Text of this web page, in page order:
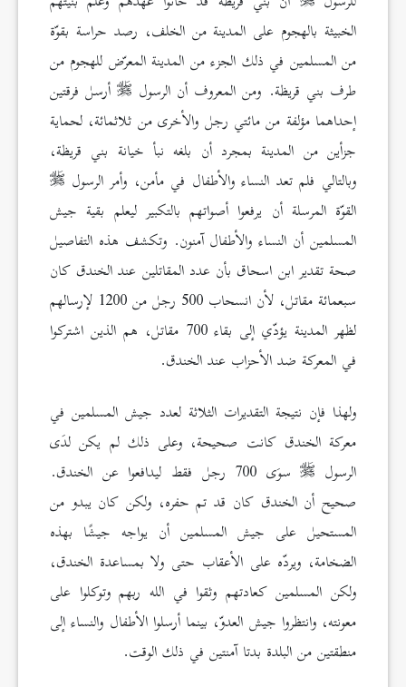
الخبيثة بالهجوم على المدينة من الخلف، رصد حراسة بقوّة
من المسلمين في ذلك الجزء من المدينة المعرّض للهجوم من
طرف بني قريظة. ومن المعروف أن الرسول
أرسل فرقتين
إحداهما مؤلفة من مائتي رجل والأخرى من ثلاثمائة، لحماية
جزأين من المدينة بمجرد أن بلغه نبأ خيانة بني قريظة،
وبالتالي فلم تعد النساء والأطفال في مأمن، وأمر الرسول
القوّة المرسلة أن يرفعوا أصواتهم بالتكبير ليعلم بقية جيش
المسلمين أن النساء والأطفال آمنون. وتكشف هذه التفاصيل
صحة تقدير ابن اسحاق بأن عدد المقاتلين عند الخندق كان
سبعمائة مقاتل، لأن انسحاب 500 رجل من 1200 لإرسالهم
لظهر المدينة يؤدّي إلى بقاء 700 مقاتل، هم الذين اشتركوا
في المعركة ضد الأحزاب عند الخندق.
ولهذا فإن نتيجة التقديرات الثلاثة لعدد جيش المسلمين في
معركة الخندق كانت صحيحة، وعلى ذلك لم يكن لدَى
الرسول
سوَى 700 رجل فقط ليدافعوا عن الخندق.
صحيح أن الخندق كان قد تم حفره، ولكن كان يبدو من
المستحيل على جيش المسلمين أن يواجه جيشًا بهذه
الضخامة، ويردّه على الأعقاب حتى ولا بمساعدة الخندق،
ولكن المسلمين كعادتهم وثقوا في الله ربهم وتوكلوا على
معونته، وانتظروا جيش العدوّ، بينما أرسلوا الأطفال والنساء إلى
منطقتين من البلدة بدتا آمنتين في ذلك الوقت.